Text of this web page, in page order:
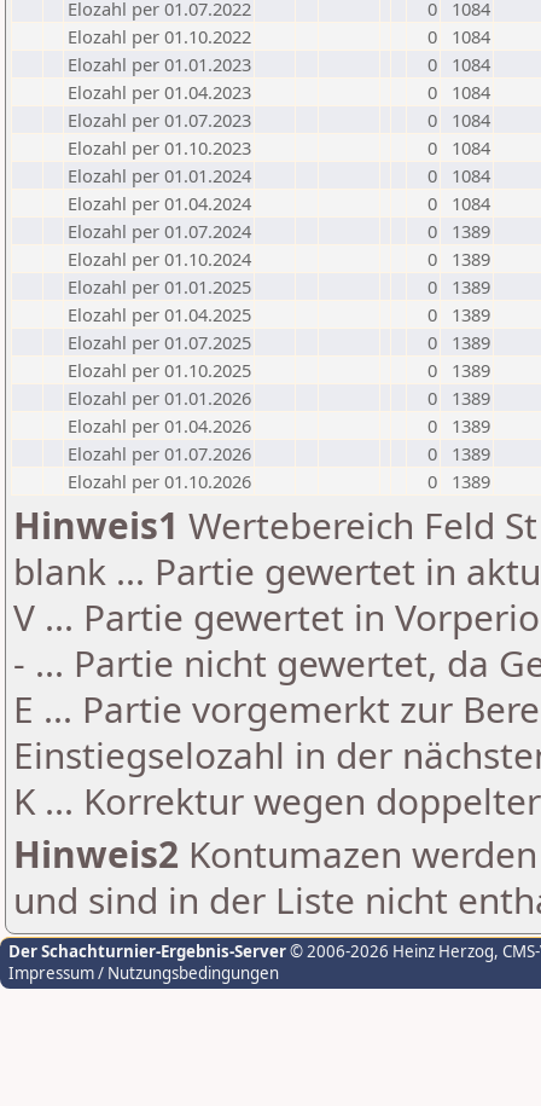
Elozahl per 01.07.2022
0
1084
Elozahl per 01.10.2022
0
1084
Elozahl per 01.01.2023
0
1084
Elozahl per 01.04.2023
0
1084
Elozahl per 01.07.2023
0
1084
Elozahl per 01.10.2023
0
1084
Elozahl per 01.01.2024
0
1084
Elozahl per 01.04.2024
0
1084
Elozahl per 01.07.2024
0
1389
Elozahl per 01.10.2024
0
1389
Elozahl per 01.01.2025
0
1389
Elozahl per 01.04.2025
0
1389
Elozahl per 01.07.2025
0
1389
Elozahl per 01.10.2025
0
1389
Elozahl per 01.01.2026
0
1389
Elozahl per 01.04.2026
0
1389
Elozahl per 01.07.2026
0
1389
Elozahl per 01.10.2026
0 1389
Hinweis1 Wertebereich Feld
blank ... Partie gewertet in
V ... Partie gewertet in
- ... Partie nicht gewertet, da
E ... Partie vorgemerkt zur
Einstiegselozahl in der
K ... Korrektur wegen
Hinweis2 Kontumazen
und sind in der Liste nicht
Der Schachturnier-Ergebnis-Server© 2006-2026 Heinz Herzog,
Impressum / Nutzungsbedingungen